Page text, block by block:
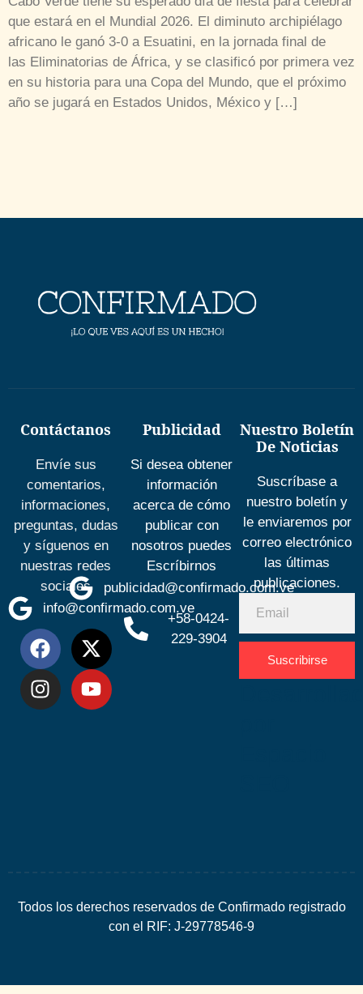
que estará en el Mundial 2026. El diminuto archipiélago
africano le ganó 3-0 a Esuatini, en la jornada final de
las Eliminatorias de África, y se clasificó por primera vez
en su historia para una Copa del Mundo, que el próximo
año se jugará en Estados Unidos, México y […]
Contáctanos
Envíe sus
comentarios,
informaciones,
preguntas, dudas
y síguenos en
nuestras redes
sociales
info@confirmado.com.ve
Publicidad
Si desea obtener
información
acerca de cómo
publicar con
nosotros puedes
Escríbirnos
publicidad@confirmado.com.ve
+58-0424-
229-3904
Nuestro Boletín
De Noticias
Suscríbase a
nuestro boletín y
le enviaremos por
correo electrónico
las últimas
publicaciones.
Suscribirse
Todos los derechos reservados de Confirmado registrado
con el RIF: J-29778546-9